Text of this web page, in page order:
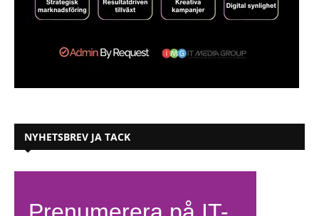
NYHETSBREV JA TACK